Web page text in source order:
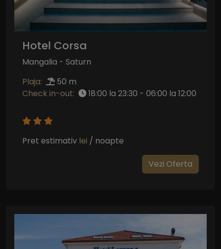
Hotel Corsa
Mangalia - Saturn
Plaja:
50 m
Check in-out:
18:00 la 23:30 - 06:00 la 12:00
Pret estimativ lei / noapte
Vezi Oferta